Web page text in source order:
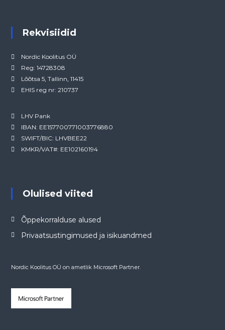
Rekvisiidid
Nordic Koolitus OÜ
Reg: 14728308
Lõõtsa 5, Tallinn, 11415
EHIS reg nr: 210737
LHV Pank
IBAN: EE157700771003776880
SWIFT/BIC: LHVBEE22
KMKR/VAT#: EE102160194
Olulised viited
Õppekorralduse alused
Privaatsustingimused ja isikuandmed
Nordic Koolitus OÜ on ametlik Microsoft Partner.